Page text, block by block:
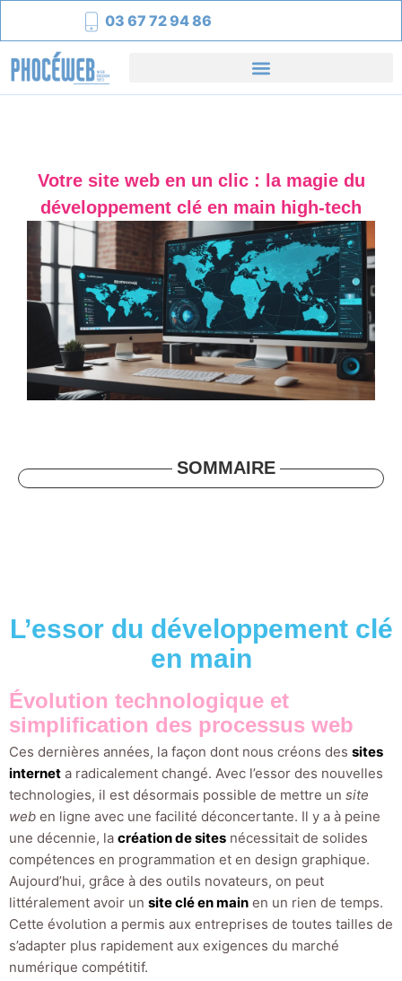
03 67 72 94 86
Votre site web en un clic : la magie du
développement clé en main high-tech
SOMMAIRE
L’essor du développement clé
en main
Évolution technologique et
simplification des processus web
Ces dernières années, la façon dont nous créons des sites
internet a radicalement changé. Avec l’essor des nouvelles
technologies, il est désormais possible de mettre un site
web en ligne avec une facilité déconcertante. Il y a à peine
une décennie, la création de sites nécessitait de solides
compétences en programmation et en design graphique.
Aujourd’hui, grâce à des outils novateurs, on peut
littéralement avoir un site clé en main en un rien de temps.
Cette évolution a permis aux entreprises de toutes tailles de
s’adapter plus rapidement aux exigences du marché
numérique compétitif.